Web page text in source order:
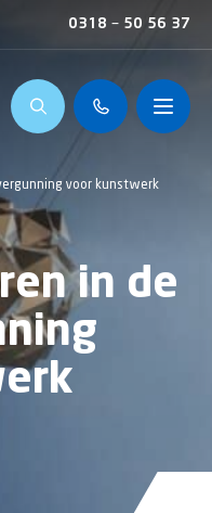
0318 – 50 56 37
voor kunstwerk
in de